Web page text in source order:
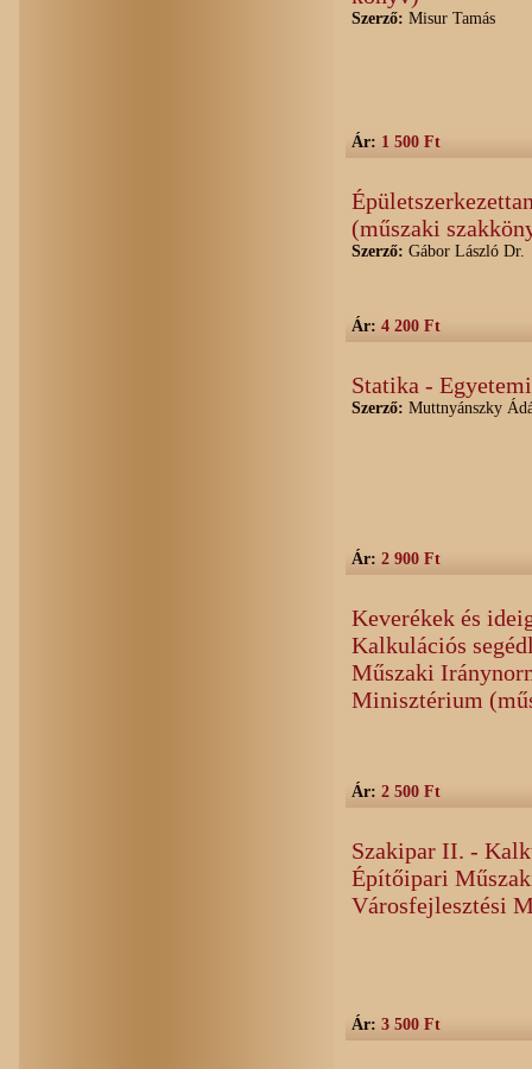
Szerző: Misur Tamás
Ár: 1 500 Ft
(műszaki
Szerző: Gábor László Dr.
Ár: 4 200 Ft
Statika -
Szerző: Muttnyánszky
Ár: 2 900 Ft
Keverékek és
Kalkulációs
Műszaki
Minisztérium
Ár: 2 500 Ft
Szakipar II. -
Építőipari
Városfejlesztési
Ár: 3 500 Ft